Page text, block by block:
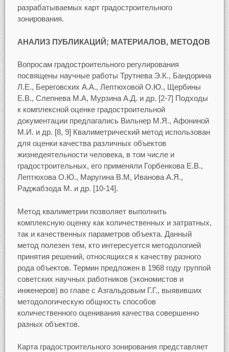
разрабатываемых карт градостроительного
зонирования.
АНАЛИЗ ПУБЛИКАЦИЙ; МАТЕРИАЛОВ, МЕТОДОВ
Вопросам градостроительного регулирования
посвящены научные работы Трутнева Э.К., Бандорина
Л.Е., Береговских А.А., Лептюховой О.Ю., Щербины
Е.В., Слепнева М.А, Мурзина А.Д. и др. [2-7] Подходы
к комплексной оценке градостроительной
документации предлагались Вильнер М.Я., Афониной
М.И. и др. [8, 9] Квалиметрический метод использован
для оценки качества различных объектов
жизнедеятельности человека, в том числе и
градостроительных, его применяли Горбенкова Е.В.,
Лептюхова О.Ю., Маругина В.М, Иванова А.Я.,
Раджабзода М. и др. [10-14].
Метод квалиметрии позволяет выполнить
комплексную оценку как количественных и затратных,
так и качественных параметров объекта. Данный
метод полезен тем, кто интересуется методологией
принятия решений, относящихся к качеству разного
рода объектов. Термин предложен в 1968 году группой
советских научных работников (экономистов и
инженеров) во главе с Азгальдовым Г.Г., выявивших
методологическую общность способов
количественного оценивания качества совершенно
разных объектов.
Карта градостроительного зонирования представляет